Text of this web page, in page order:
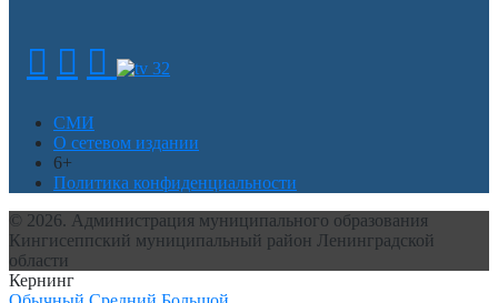
СМИ
О сетевом издании
6+
Политика конфиденциальности
© 2026. Администрация муниципального образования
Кингисеппский муниципальный район Ленинградской
области
Кернинг